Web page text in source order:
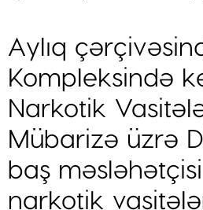
Aylıq
Kompleksində
Narkotik
Mübarizə üzrə
baş
narkotik